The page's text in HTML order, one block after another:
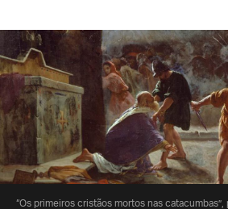
“Os primeiros cristãos mortos nas